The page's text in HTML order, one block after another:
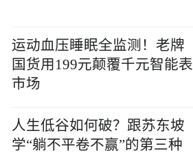
运动血压睡眠全监测！老牌
国货用199元颠覆千元智能表
市场
人生低谷如何破？跟苏东坡
学“躺不平卷不赢”的第三种